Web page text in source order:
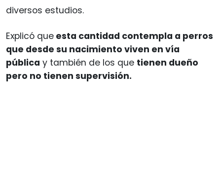
diversos estudios.
Explicó que esta cantidad contempla a perros
que desde su nacimiento viven en vía
pública y también de los que tienen dueño
pero no tienen supervisión.